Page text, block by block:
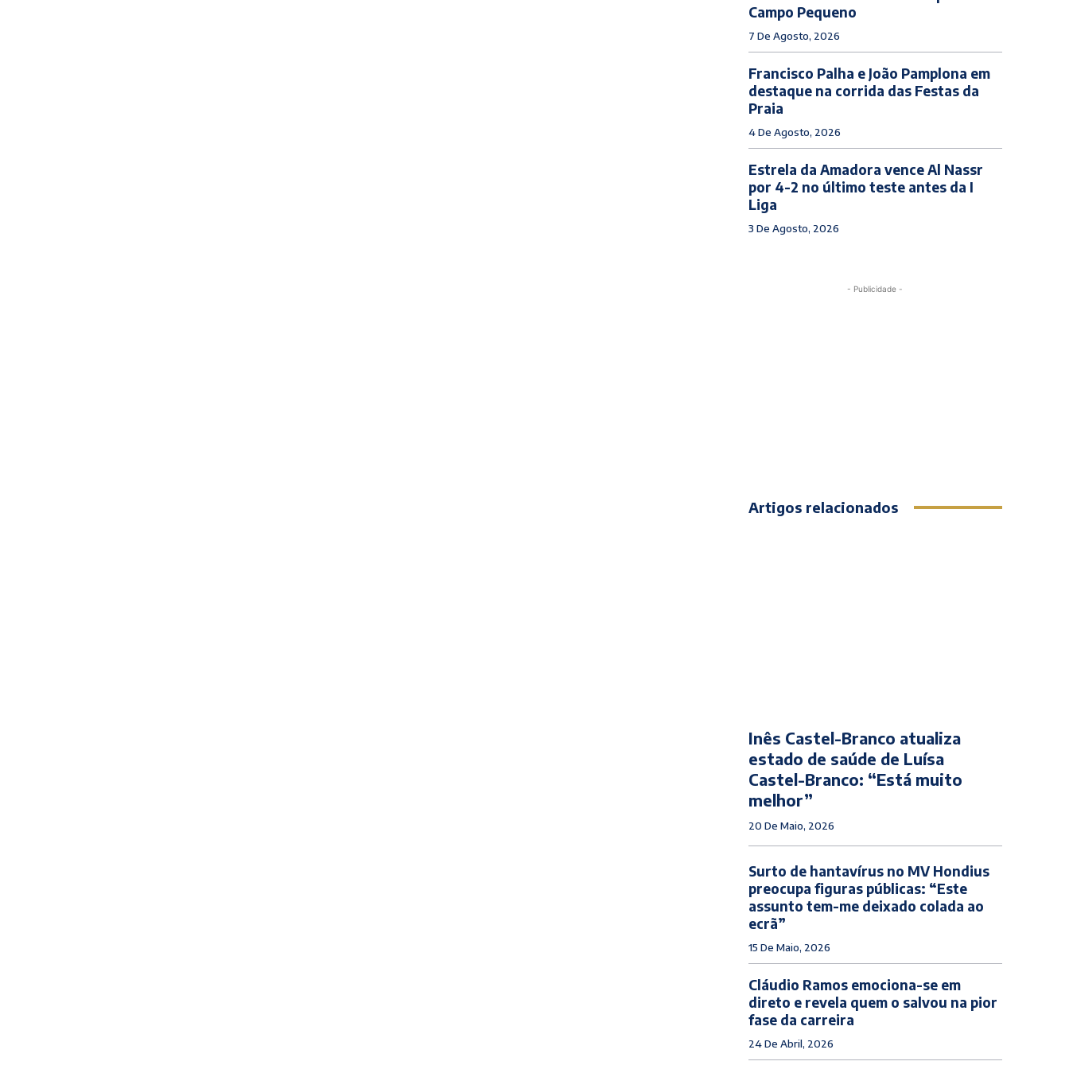
Campo Pequeno
7 De Agosto, 2026
Francisco Palha e João Pamplona em
destaque na corrida das Festas da
Praia
4 De Agosto, 2026
Estrela da Amadora vence Al Nassr
por 4-2 no último teste antes da I
Liga
3 De Agosto, 2026
- Publicidade -
Artigos relacionados
Inês Castel-Branco atualiza
estado de saúde de Luísa
Castel-Branco: “Está muito
melhor”
20 De Maio, 2026
Surto de hantavírus no MV Hondius
preocupa figuras públicas: “Este
assunto tem-me deixado colada ao
ecrã”
15 De Maio, 2026
Cláudio Ramos emociona-se em
direto e revela quem o salvou na pior
fase da carreira
24 De Abril, 2026